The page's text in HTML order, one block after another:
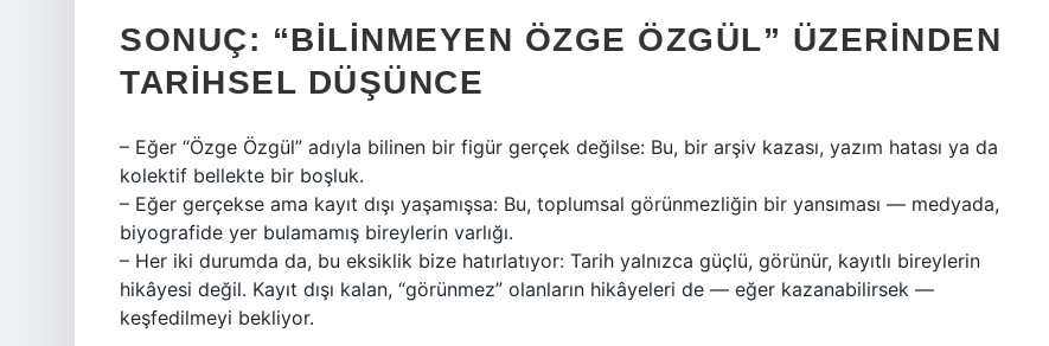
SONUÇ: “BILINMEYEN ÖZGE ÖZGÜL” ÜZERINDEN
TARIHSEL DÜŞÜNCE
– Eğer “Özge Özgül” adıyla bilinen bir figür gerçek değilse: Bu, bir arşiv kazası, yazım hatası ya da
kolektif bellekte bir boşluk.
– Eğer gerçekse ama kayıt dışı yaşamışsa: Bu, toplumsal görünmezliğin bir yansıması — medyada,
biyografide yer bulamamış bireylerin varlığı.
– Her iki durumda da, bu eksiklik bize hatırlatıyor: Tarih yalnızca güçlü, görünür, kayıtlı bireylerin
hikâyesi değil. Kayıt dışı kalan, “görünmez” olanların hikâyeleri de — eğer kazanabilirsek —
keşfedilmeyi bekliyor.